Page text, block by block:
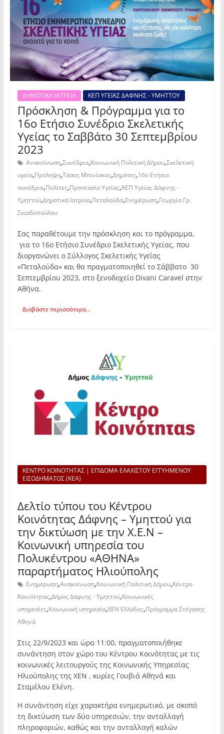
ΔΗΜΟΤΙΚΑ ΙΑΤΡΕΙΑ ΚΕΠ ΥΓΕΙΑΣ ΔΑΦΝΗΣ - ΥΜΗΤΤΟΥ
Πρόσκληση & Πρόγραμμα για το
16ο Ετήσιο Συνέδριο Σκελετικής
Υγείας το Σαββάτο 30 Σεπτεμβρίου
2023
Ανακοίνωση,Συνέδριο,Κοινωνική Πολιτική Δήμου,Σκελετική
υγεία,Πρόληψη,Τάσος Μπινίσκος,Δημότες,16ο Ετήσιο
συνέδριο,Πολίτες,Προστασία Υγείας,ΚΕΠ Υγείας Δάφνης -
Υμηττού,Δημοτικά Ιατρεία,Πεταλούδα,Ενημέρωση,Γεωργία Γρ.
Σκιαδοπούλου
Σας παραθέτουμε την πρόσκληση και το πρόγραμμα,
για το 16ο Ετήσιο Συνέδριο Σκελετικής Υγείας, που
διοργανώνει ο Σύλλογος Σκελετικής Υγείας
«Πεταλούδα» και θα πραγματοποιηθεί το Σάββατο 30
Σεπτεμβρίου 2023, στο ξενοδοχείο Divani Caravel στην
Αθήνα.
Διαβάστε περισσότερα...
ΚΕΝΤΡΟ ΚΟΙΝΟΤΗΤΑΣ | ΕΠΙΔΟΜΑ ΕΛΑΧΙΣΤΟΥ ΕΓΓΥΗΜΕΝΟΥ
ΕΙΣΟΔΗΜΑΤΟΣ (ΚΕΑ)
Δελτίο τύπου του Κέντρου
Κοινότητας Δάφνης – Υμηττού για
την δικτύωση με την Χ.Ε.Ν –
Κοινωνική υπηρεσία του
Πολυκέντρου «ΑΘΗΝΑ»
παραρτήματος Ηλιούπολης
Ενημέρωση,Ανακοίνωση,Κοινωνική Πολιτική Δήμου,Κέντρο
Κοινότητας,Δήμος Δάφνης - Υμηττού,Κοινωνικές
υπηρεσίες,Κοινωνική υπηρεσία,ΧΕΝ Ελλάδος,Πρόγραμμα Στέγασης
Αθηνά
Στις 22/9/2023 και ώρα 11:00, πραγματοποιήθηκε
συνάντηση στον χώρο του Κέντρου Κοινότητας με τις
κοινωνικές λειτουργούς της Κοινωνικής Υπηρεσίας
Ηλιούπολης της ΧΕΝ , κυρίες Γουβιά Αθηνά και
Σταμέλου Ελένη.
Η συνάντηση είχε χαρακτήρα ενημερωτικό, με σκοπό
τη δικτύωση των δύο υπηρεσιών, την ανταλλαγή
πληροφοριών, καθώς και την ανταλλαγή καλών